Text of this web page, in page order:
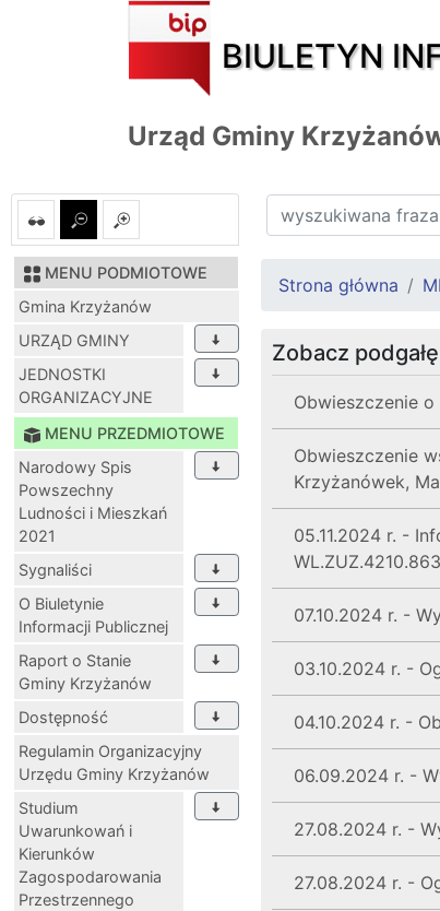
BIULETYN
Urząd Gminy
MENU PODMIOTOWE
Gmina Krzyżanów
URZĄD GMINY
JEDNOSTKI
ORGANIZACYJNE
MENU PRZEDMIOTOWE
Narodowy Spis
Powszechny
Ludności i Mieszkań
2021
Sygnaliści
O Biuletynie
Informacji Publicznej
Raport o Stanie
Gminy Krzyżanów
Dostępność
Regulamin Organizacyjny
Urzędu Gminy Krzyżanów
Studium
Uwarunkowań i
Kierunków
Zagospodarowania
Przestrzennego
Strona główna
Zobacz
Obwieszczenie
Obwieszczenie
Krzyżanówek,
05.11.2024 r. -
07.10.2024 r. -
03.10.2024 r. -
04.10.2024 r. -
06.09.2024 r. -
27.08.2024 r. -
27.08.2024 r. -